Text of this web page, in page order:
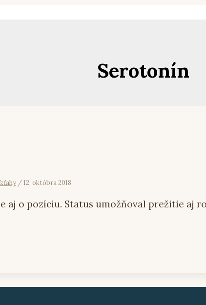
Serotonín
/12. októbra 2018
aj o pozíciu. Status umožňoval prežitie aj